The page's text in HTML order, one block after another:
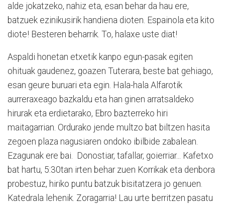
alde jokatzeko, nahiz eta, esan behar da hau ere,
batzuek ezinikusirik handiena dioten. Espainola eta kito
diote! Besteren beharrik. To, halaxe uste diat!
Aspaldi honetan etxetik kanpo egun-pasak egiten
ohituak gaudenez, goazen Tuterara, beste bat gehiago,
esan geure buruari eta egin. Hala-hala Alfarotik
aurreraxeago bazkaldu eta han ginen arratsaldeko
hirurak eta erdietarako, Ebro bazterreko hiri
maitagarrian. Ordurako jende multzo bat biltzen hasita
zegoen plaza nagusiaren ondoko ibilbide zabalean.
Ezagunak ere bai. Donostiar, tafallar, goierriar... Kafetxo
bat hartu, 5:30tan irten behar zuen Korrikak eta denbora
probestuz, hiriko puntu batzuk bisitatzera jo genuen.
Katedrala lehenik. Zoragarria! Lau urte berritzen pasatu